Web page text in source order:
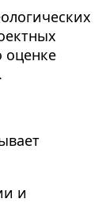
оценке
и